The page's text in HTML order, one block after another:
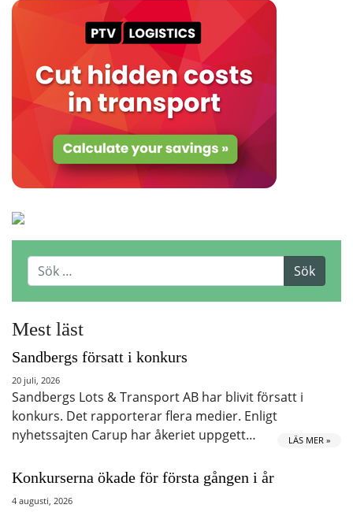
Mest läst
Sandbergs försatt i konkurs
20 juli, 2026
Sandbergs Lots & Transport AB har blivit försatt i
konkurs. Det rapporterar flera medier. Enligt
nyhetssajten Carup har åkeriet uppgett…
LÄS MER »
Konkurserna ökade för första gången i år
4 augusti, 2026